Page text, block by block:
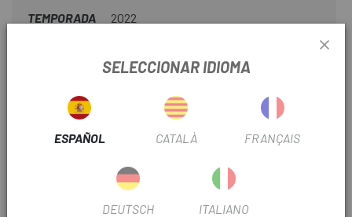
TEMPORADA 2022
26"
TIPO DE VÁLVULA Schrader
LARGO VÁLVULA 40mm
INFORMACIÓN DEL PRODUCTO
SELECCIONAR IDIOMA
ESPAÑOL CATALÀ FRANÇAIS
DEUTSCH ITALIANO